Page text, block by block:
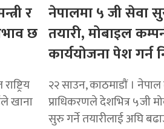
र
छ
खाना
नेपालमा ५ जी सेवा
तयारी, मोबाइल
कार्ययोजना पेश गर्न
२२ साउन, काठमाडाैं । नेपाल
प्राधिकरणले देशभित्र ५जी
सुरु गर्ने तयारीलाई अघि